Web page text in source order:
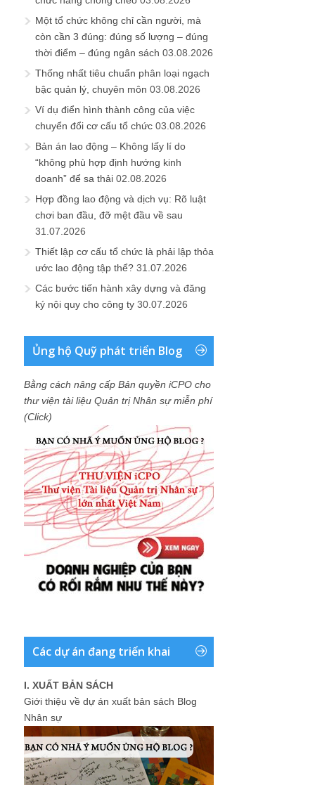
Một tổ chức không chỉ cần người, mà
còn cần 3 đúng: đúng số lượng – đúng
thời điểm – đúng ngân sách 03.08.2026
Thống nhất tiêu chuẩn phân loại ngạch
bậc quản lý, chuyên môn 03.08.2026
Ví dụ điển hình thành công của việc
chuyển đổi cơ cấu tổ chức 03.08.2026
Bản án lao động – Không lấy lí do
“không phù hợp định hướng kinh
doanh” để sa thải 02.08.2026
Hợp đồng lao động và dịch vụ: Rõ luật
chơi ban đầu, đỡ mệt đầu về sau
31.07.2026
Thiết lập cơ cấu tổ chức là phải lập thỏa
ước lao động tập thể? 31.07.2026
Các bước tiến hành xây dựng và đăng
ký nội quy cho công ty 30.07.2026
Ủng hộ Quỹ phát triển Blog
Bằng cách nâng cấp Bản quyền iCPO cho
thư viện tài liệu Quản trị Nhân sự miễn phí
(Click)
Các dự án đang triển khai
I. XUẤT BẢN SÁCH
Giới thiệu về dự án xuất bản sách Blog
Nhân sự